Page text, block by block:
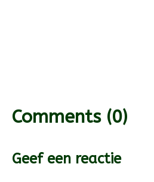
Comments (0)
Geef een reactie